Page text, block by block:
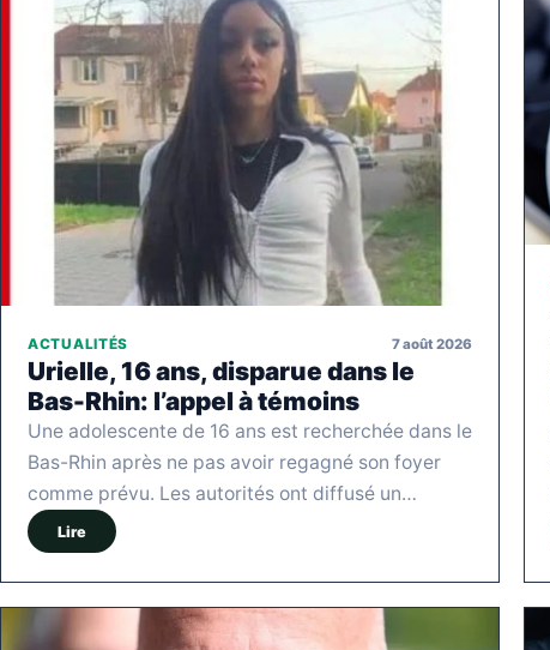
ACTUALITÉS 7 août 2026
Urielle, 16 ans, disparue dans le
Bas-Rhin: l’appel à témoins
Une adolescente de 16 ans est recherchée dans le
Bas-Rhin après ne pas avoir regagné son foyer
comme prévu. Les autorités ont diffusé un…
Lire